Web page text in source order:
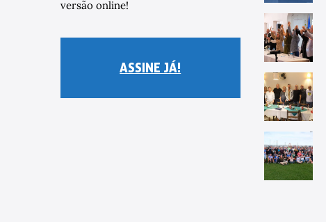
versão online!
ASSINE JÁ!